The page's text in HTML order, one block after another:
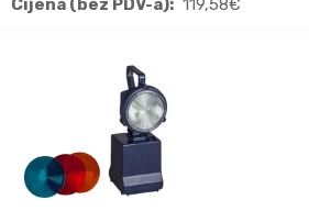
Cijena (bez PDV-a): 119,58€